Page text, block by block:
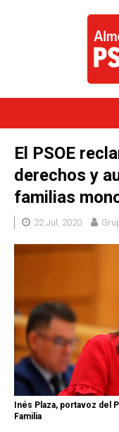
El PSOE
derechos y
familias
22 Jul, 2020
Inés Plaza, portavoz del
Familia